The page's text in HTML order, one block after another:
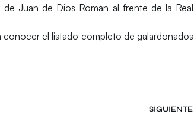
Juan de Dios Román al frente de la Real
el listado completo de galardonados
SIGUIENTE